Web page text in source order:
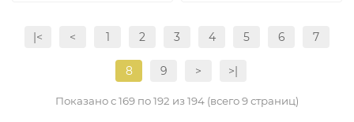
|< < 1 2 3 4 5 6 7
8 9 > >|
Показано с 169 по 192 из 194 (всего 9 страниц)